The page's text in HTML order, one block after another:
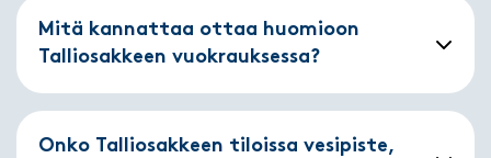
Mitä kannattaa ottaa huomioon
Talliosakkeen vuokrauksessa?
Onko Talliosakkeen tiloissa vesipiste,